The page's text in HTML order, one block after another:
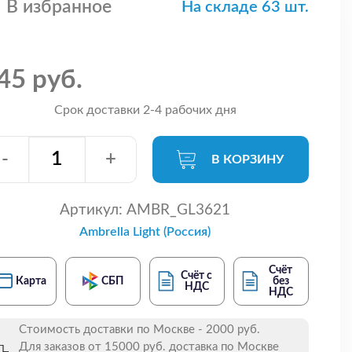
В избранное На складе 63 шт.
руб.
Срок доставки 2-4 рабочих дня
- + В КОРЗИНУ
Артикул: AMBR_GL3621
Ambrella Light (Россия)
Карта СБП
Счёт с
НДС
Счёт
без
НДС
Стоимость доставки по Москве - 2000 руб.
Для заказов от 15000 руб. доставка по Москве